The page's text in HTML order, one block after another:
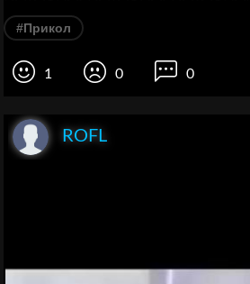
#Прикол
1 0 0
ROFL